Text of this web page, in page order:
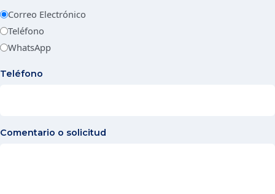
Correo Electrónico
Teléfono
WhatsApp
Teléfono
Comentario o solicitud